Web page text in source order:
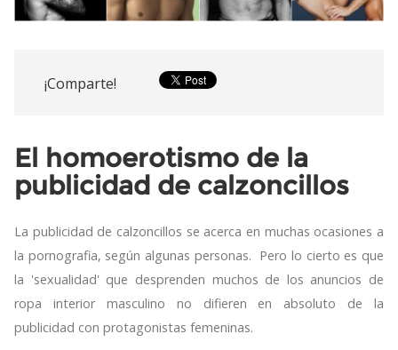
¡Comparte!
El homoerotismo de la
publicidad de calzoncillos
La publicidad de calzoncillos se acerca en muchas ocasiones a
la pornografia, según algunas personas. Pero lo cierto es que
la 'sexualidad' que desprenden muchos de los anuncios de
ropa interior masculino no difieren en absoluto de la
publicidad con protagonistas femeninas.